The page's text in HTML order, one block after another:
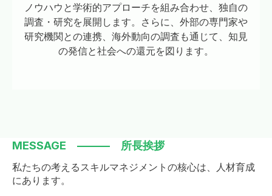
ノウハウと学術的アプローチを組み合わせ、独自の
調査・研究を展開します。さらに、外部の専門家や
研究機関との連携、海外動向の調査も通じて、知見
の発信と社会への還元を図ります。
MESSAGE ――― 所長挨拶
私たちの考えるスキルマネジメントの核心は、人材育成
にあります。